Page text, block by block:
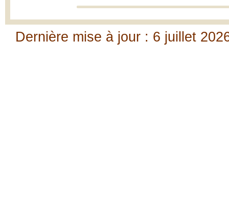
Dernière mise à jour : 6 juillet